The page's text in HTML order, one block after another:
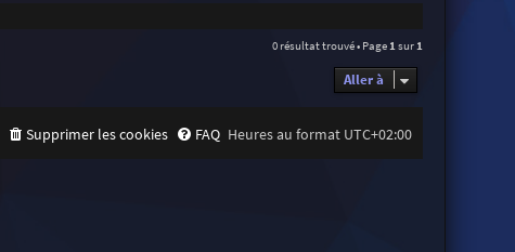
0 résultat trouvé • Page 1 sur 1
Aller à
Heures au format UTC+02:00
FAQ
Supprimer les cookies